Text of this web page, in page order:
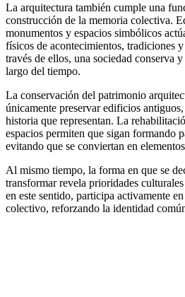
La arquitectura también cumple una
construcción de la memoria colectiva.
monumentos y espacios simbólicos
físicos de acontecimientos, tradiciones
través de ellos, una sociedad conserva
largo del tiempo.
La conservación del patrimonio
únicamente preservar edificios
historia que representan. La
espacios permiten que sigan formando
evitando que se conviertan en
Al mismo tiempo, la forma en que se
transformar revela prioridades
en este sentido, participa activamente
colectivo, reforzando la identidad